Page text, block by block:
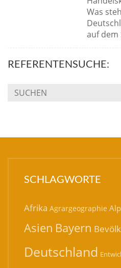
Was
auf dem
REFERENTENSUCHE:
SCHLAGWORTE
Afrika Agrargeographie
Asien Bayern
Deutschland